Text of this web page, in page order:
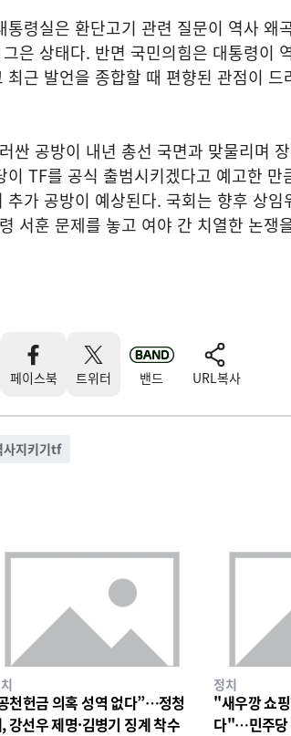
령실은 환단고기 관련 질문이 역사 왜
은 상태다. 반면 국민의힘은 대통령이
근 발언을 종합할 때 편향된 관점이 드
싼 공방이 내년 총선 국면과 맞물리며
TF를 공식 출범시키겠다고 예고한 만
가 공방이 예상된다. 국회는 향후 상임
서훈 문제를 놓고 여야 간 치열한 논쟁
페이스북 트위터 밴드 URL복사
사지키기tf
천헌금 의혹 성역 없다”…정청
강선우 제명·김병기 징계 착수
정치
"새우깡 쇼
다"…민주당